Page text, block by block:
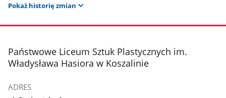
Pokaż historię zmian
stopka
Państwowe Liceum Sztuk Plastycznych im.
Władysława Hasiora w Koszalinie
ADRES